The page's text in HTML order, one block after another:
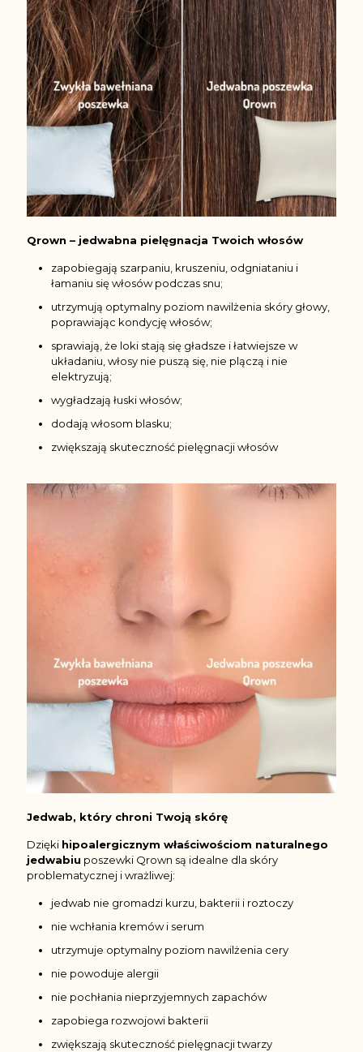
Qrown – jedwabna pielęgnacja Twoich włosów
zapobiegają szarpaniu, kruszeniu, odgniataniu i
łamaniu się włosów podczas snu;
utrzymują optymalny poziom nawilżenia skóry głowy,
poprawiając kondycję włosów;
sprawiają, że loki stają się gładsze i łatwiejsze w
układaniu, włosy nie puszą się, nie plączą i nie
elektryzują;
wygładzają łuski włosów;
dodają włosom blasku;
zwiększają skuteczność pielęgnacji włosów
Jedwab, który chroni Twoją skórę
Dzięki hipoalergicznym właściwościom naturalnego
jedwabiu poszewki Qrown są idealne dla skóry
problematycznej i wrażliwej:
jedwab nie gromadzi kurzu, bakterii i roztoczy
nie wchłania kremów i serum
utrzymuje optymalny poziom nawilżenia cery
nie powoduje alergii
nie pochłania nieprzyjemnych zapachów
zapobiega rozwojowi bakterii
zwiększają skuteczność pielęgnacji twarzy